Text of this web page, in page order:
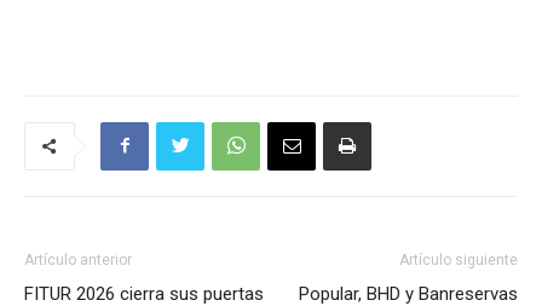
Artículo anterior
FITUR 2026 cierra sus puertas
Artículo siguiente
Popular, BHD y Banreservas